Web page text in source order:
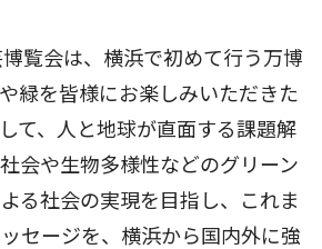
覧会は、横浜で初めて行う万博
緑を皆様にお楽しみいただきた
て、人と地球が直面する課題解
会や生物多様性などのグリーン
る社会の実現を目指し、これま
セージを、横浜から国内外に強